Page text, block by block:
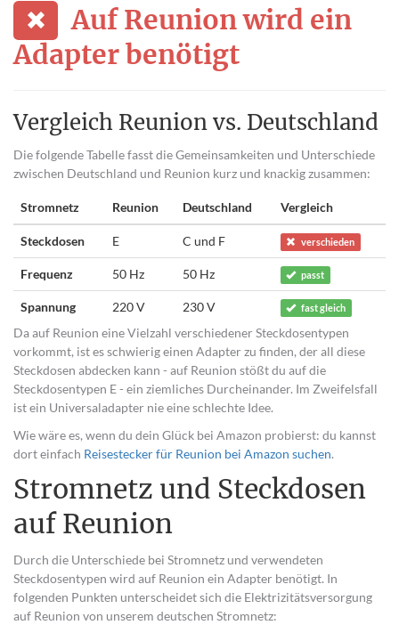
Auf Reunion wird ein
Adapter benötigt
Vergleich Reunion vs. Deutschland
Die folgende Tabelle fasst die Gemeinsamkeiten und Unterschiede
zwischen Deutschland und Reunion kurz und knackig zusammen:
Stromnetz Reunion Deutschland Vergleich
Steckdosen E C und F verschieden
Frequenz 50 Hz 50 Hz passt
Spannung 220 V 230 V fast gleich
Da auf Reunion eine Vielzahl verschiedener Steckdosentypen
vorkommt, ist es schwierig einen Adapter zu finden, der all diese
Steckdosen abdecken kann - auf Reunion stößt du auf die
Steckdosentypen E - ein ziemliches Durcheinander. Im Zweifelsfall
ist ein Universaladapter nie eine schlechte Idee.
Wie wäre es, wenn du dein Glück bei Amazon probierst: du kannst
dort einfach Reisestecker für Reunion bei Amazon suchen.
Stromnetz und Steckdosen
auf Reunion
Durch die Unterschiede bei Stromnetz und verwendeten
Steckdosentypen wird auf Reunion ein Adapter benötigt. In
folgenden Punkten unterscheidet sich die Elektrizitätsversorgung
auf Reunion von unserem deutschen Stromnetz: